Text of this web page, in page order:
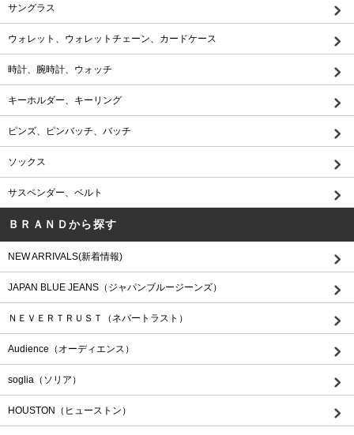
サングラス
ウォレット、ウォレットチェーン、カードケース
時計、腕時計、ウォッチ
キーホルダー、キーリング
ピンズ、ピンバッチ、バッチ
ソックス
サスペンダー、ベルト
ＢＲＡＮＤから探す
NEW ARRIVALS(新着情報)
JAPAN BLUE JEANS（ジャパンブルージーンズ）
ＮＥＶＥＲＴＲＵＳＴ（ネバートラスト）
Audience（オーディエンス）
soglia（ソリア）
HOUSTON（ヒューストン）